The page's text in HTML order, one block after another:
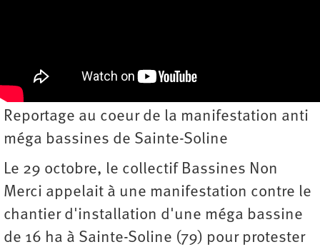
Reportage au coeur de la manifestation anti
méga bassines de Sainte-Soline
Le 29 octobre, le collectif Bassines Non
Merci appelait à une manifestation contre le
chantier d'installation d'une méga bassine
de 16 ha à Sainte-Soline (79) pour protester